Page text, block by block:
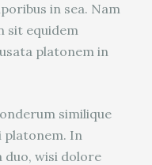
in sea. Nam
sit equidem
platonem in
similique
platonem. In
duo, wisi dolore